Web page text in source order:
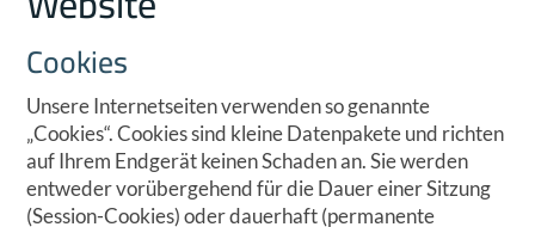
Cookies
Unsere Internetseiten verwenden so genannte
„Cookies“. Cookies sind kleine Datenpakete und richten
auf Ihrem Endgerät keinen Schaden an. Sie werden
entweder vorübergehend für die Dauer einer Sitzung
(Session-Cookies) oder dauerhaft (permanente